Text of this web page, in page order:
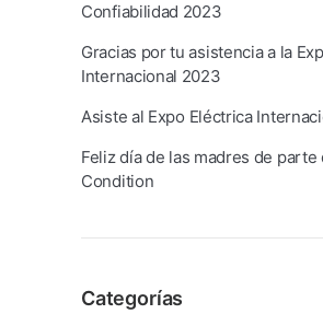
Confiabilidad 2023
Gracias por tu asistencia a la
Internacional 2023
Asiste al Expo Eléctrica
Feliz día de las madres de parte
Condition
Categorías